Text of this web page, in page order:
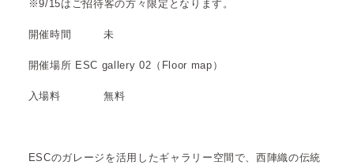
※9/15はご招待客の方々限定となります。
開催時間 未
開催場所 ESC gallery 02（Floor map）
入場料 無料
ESCのガレージを活用したギャラリー空間で、西陣織の伝統